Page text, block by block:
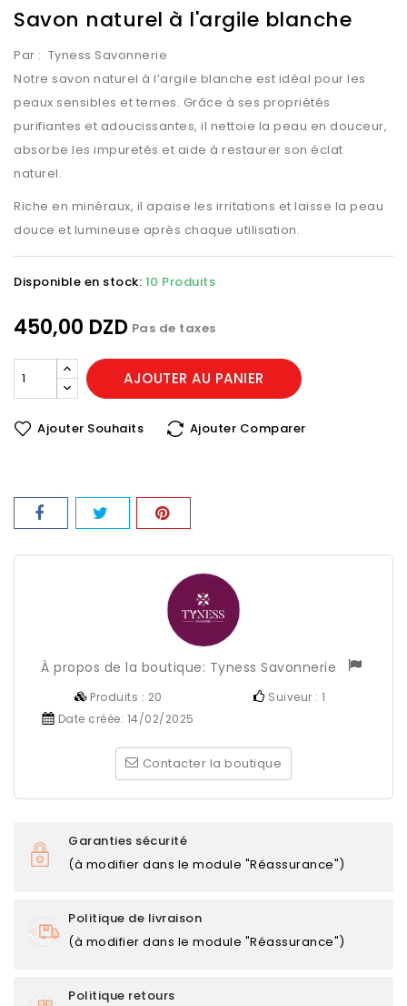
Savon naturel à l'argile blanche
Par : Tyness Savonnerie
Notre savon naturel à l’argile blanche est idéal pour les
peaux sensibles et ternes. Grâce à ses propriétés
purifiantes et adoucissantes, il nettoie la peau en douceur,
absorbe les impuretés et aide à restaurer son éclat
naturel.
Riche en minéraux, il apaise les irritations et laisse la peau
douce et lumineuse après chaque utilisation.
Disponible en stock: 10 Produits
450,00 DZD Pas de taxes
AJOUTER AU PANIER
Ajouter Souhaits Ajouter Comparer
À propos de la boutique: Tyness Savonnerie
Produits : 20 Suiveur : 1
Date créée: 14/02/2025
Contacter la boutique
Garanties sécurité
(à modifier dans le module "Réassurance")
Politique de livraison
(à modifier dans le module "Réassurance")
Politique retours